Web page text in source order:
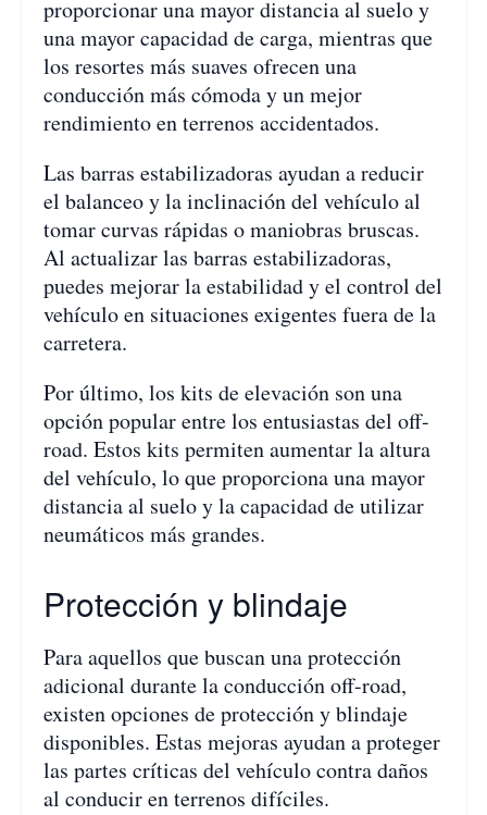
proporcionar una mayor distancia al suelo y
una mayor capacidad de carga, mientras que
los resortes más suaves ofrecen una
conducción más cómoda y un mejor
rendimiento en terrenos accidentados.
Las barras estabilizadoras ayudan a reducir
el balanceo y la inclinación del vehículo al
tomar curvas rápidas o maniobras bruscas.
Al actualizar las barras estabilizadoras,
puedes mejorar la estabilidad y el control del
vehículo en situaciones exigentes fuera de la
carretera.
Por último, los kits de elevación son una
opción popular entre los entusiastas del off-
road. Estos kits permiten aumentar la altura
del vehículo, lo que proporciona una mayor
distancia al suelo y la capacidad de utilizar
neumáticos más grandes.
Protección y blindaje
Para aquellos que buscan una protección
adicional durante la conducción off-road,
existen opciones de protección y blindaje
disponibles. Estas mejoras ayudan a proteger
las partes críticas del vehículo contra daños
al conducir en terrenos difíciles.